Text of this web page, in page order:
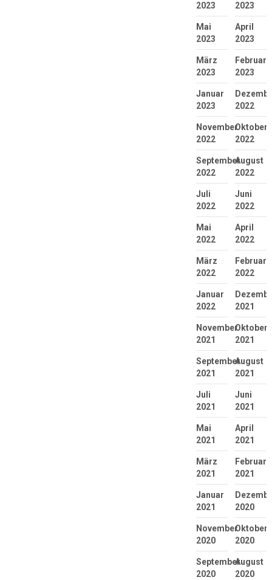
2023
2023
Mai
2023
April
2023
März
2023
Februar
2023
Januar
2023
2022
November
2022
Oktober
2022
September
2022
August
2022
Juli
2022
Juni
2022
Mai
2022
April
2022
März
2022
Februar
2022
Januar
2022
2021
November
2021
Oktober
2021
September
2021
August
2021
Juli
2021
Juni
2021
Mai
2021
April
2021
März
2021
Februar
2021
Januar
2021
2020
November
2020
Oktober
2020
September
2020
August
2020